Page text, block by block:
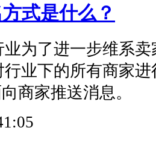
式是什么？
为了进一步维系
行业下的所有商家
商家推送消息。